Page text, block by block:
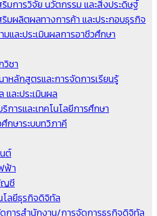
มการวิจัย นวัตกรรม และสิ่งประดิษฐ์
มผลิตผลทางการค้า และประกอบธุรกิจ
และประเมินผลการอาชีวศึกษา
วิชา
หลักสูตรและการจัดการเรียนรู้
และประเมินผล
การและเทคโนโลยีการศึกษา
กษาระบบทวิภาคี
ต์
ฟ้า
ญชี
โลยีธุรกิจดิจิทัล
การสำนักงาน/การจัดการธุรกิจดิจิทัล